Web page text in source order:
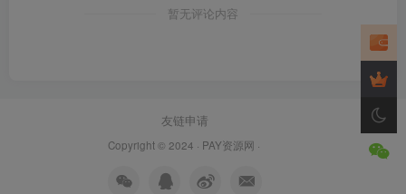
暂无评论内容
友链申请
Copyright © 2024 · PAY资源网 ·